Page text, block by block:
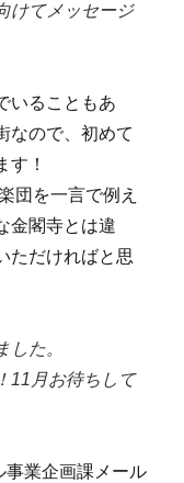
けてメッセージ
いることもあ
なので、初めて
す！
団を一言で例え
金閣寺とは違
ただければと思
た。
11月お待ちして
業企画課メール